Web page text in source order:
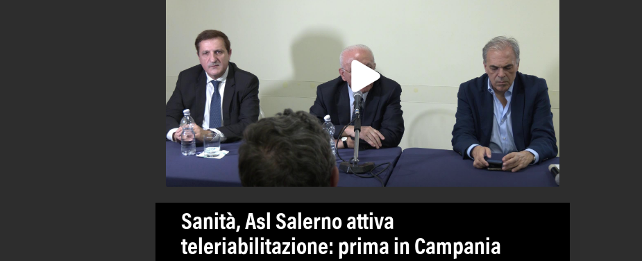
Sanità, Asl Salerno attiva
teleriabilitazione: prima in Campania